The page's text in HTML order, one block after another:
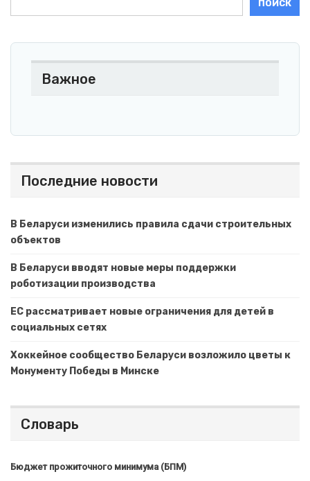
ПОИСК
Важное
Последние новости
В Беларуси изменились правила сдачи строительных
объектов
В Беларуси вводят новые меры поддержки
роботизации производства
ЕС рассматривает новые ограничения для детей в
социальных сетях
Хоккейное сообщество Беларуси возложило цветы к
Монументу Победы в Минске
Словарь
Бюджет прожиточного минимума (БПМ)